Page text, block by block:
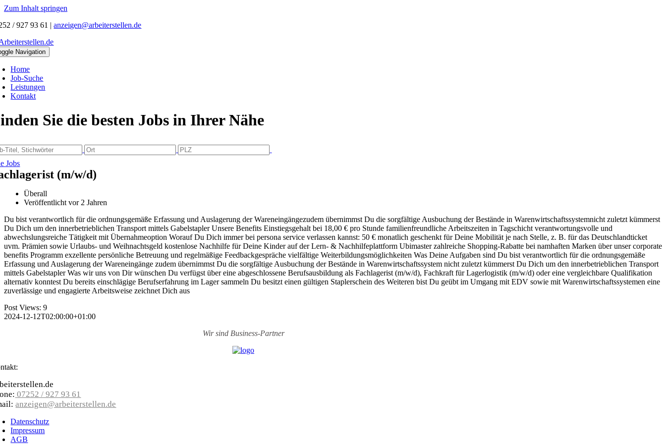
Zum Inhalt springen
/ 927 93 61 |anzeigen@arbeiterstellen.de
Navigation
Home
Job-Suche
Leistungen
Kontakt
Sie die besten Jobs in Ihrer Nähe
Jobs
(m/w/d)
Überall
Veröffentlicht vor 2 Jahren
Du bist verantwortlich für die ordnungsgemäße Erfassung und Auslagerung der Wareneingängezudem übernimmst Du die sorgfältige Ausbuchung der Bestände in Warenwirtschaftssystemnicht zuletzt kümmerst
Du Dich um den innerbetrieblichen Transport mittels Gabelstapler Unsere Benefits Einstiegsgehalt bei 18,00 € pro Stunde familienfreundliche Arbeitszeiten in Tagschicht verantwortungsvolle und
abwechslungsreiche Tätigkeit mit Übernahmeoption Worauf Du Dich immer bei persona service verlassen kannst: 50 € monatlich geschenkt für Deine Mobilität je nach Stelle, z. B. für das Deutschlandticket
uvm. Prämien sowie Urlaubs- und Weihnachtsgeld kostenlose Nachhilfe für Deine Kinder auf der Lern- & Nachhilfeplattform Ubimaster zahlreiche Shopping-Rabatte bei namhaften Marken über unser corporate
benefits Programm exzellente persönliche Betreuung und regelmäßige Feedbackgespräche vielfältige Weiterbildungsmöglichkeiten Was Deine Aufgaben sind Du bist verantwortlich für die ordnungsgemäße
Erfassung und Auslagerung der Wareneingänge zudem übernimmst Du die sorgfältige Ausbuchung der Bestände in Warenwirtschaftssystem nicht zuletzt kümmerst Du Dich um den innerbetrieblichen Transport
mittels Gabelstapler Was wir uns von Dir wünschen Du verfügst über eine abgeschlossene Berufsausbildung als Fachlagerist (m/w/d), Fachkraft für Lagerlogistik (m/w/d) oder eine vergleichbare Qualifikation
alternativ konntest Du bereits einschlägige Berufserfahrung im Lager sammeln Du besitzt einen gültigen Staplerschein des Weiteren bist Du geübt im Umgang mit EDV sowie mit Warenwirtschaftssystemen eine
zuverlässige und engagierte Arbeitsweise zeichnet Dich aus
Post Views: 9
2024-12-12T02:00:00+01:00
Wir sind Business-Partner
07252 / 927 93 61
anzeigen@arbeiterstellen.de
Datenschutz
Impressum
AGB